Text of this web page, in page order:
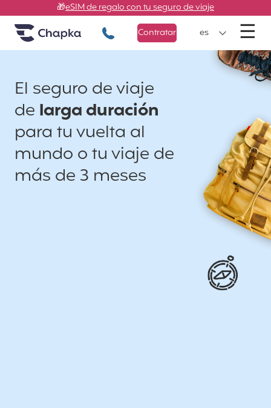
Ir directamente al contenido
Chapka Seguros de viaje
🎁eSIM de regalo con tu seguro de viaje
+34 900 805 947
Contratar es ☰
El seguro de viaje
de larga duración
para tu vuelta al
mundo o tu viaje de
más de 3 meses